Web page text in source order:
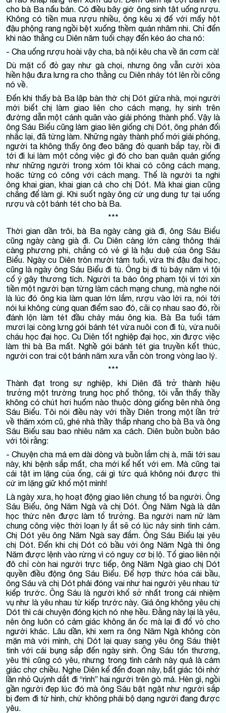
cho bà Ba nấu bán. Có điều bây giờ ông sinh tật uống rượu.
Không có tiền mua rượu nhiều, ông kêu xị đế với mấy hột
đậu phộng rang ngồi bệt xuống thềm quán nhâm nhi. Chỉ đến
khi nào thằng cu Diên năm tuổi chạy đến kéo áo cha nó:
- Cha uống rượu hoài vậy cha, bà nội kêu cha về ăn cơm cà!
Dù mặt cổ đỏ gay như gà chọi, nhưng ông vẫn cười xòa
hiền hậu đưa lưng ra cho thằng cu Diên nhảy tót lên rồi cõng
nó về.
Đến khi thấy bà Ba lập bàn thờ chị Dót giữa nhà, mọi người
mới biết chị làm giao liên cho cách mạng, hy sinh trên
đường dẫn một cánh quân vào giải phóng thành phố. Vậy là
ông Sáu Biểu cũng làm giao liên giống chị Dót, ông phản đối
nhắc lại, đã từng làm. Những ngày thành phố mới giải phóng,
người ta không thấy ông đeo băng đỏ quanh bắp tay, rồi đi
tới đi lui làm một công việc gì đó cho ban quân quản giống
như những người trong xóm tôi khai có công cách mạng,
hoặc từng có công với cách mạng. Thế là người ta nghi
ông khai gian, khai gian cả cho chị Dót. Mà khai gian cũng
chẳng để làm gì. Khi suốt ngày ông cứ ung dung tự tại uống
rượu và cột bánh tét cho bà Ba.
***
Thời gian dần trôi, bà Ba ngày càng già đi, ông Sáu Biểu
cũng ngày càng già đi. Cu Diên càng lớn càng thông thái
càng phương phi, chẳng có vẻ gì là hậu duệ của ông Sáu
Biểu. Ngày cu Diên tròn mười tám tuổi, vừa thi đậu đại học,
cũng là ngày ông Sáu Biểu đi tù. Ông bị đi tù bảy năm vì tội
cố ý gây thương tích. Người ta bảo ông phạm tội vì tới xin
tiền một người bạn từng làm cách mạng chung, mà nghe nói
là lúc đó ông kia làm quan lớn lắm, rượu vào lời ra, nói tới
nói lui không cùng quan điểm sao đó, cãi cọ nhau sao đó, rồi
đánh lộn làm tét đầu chảy máu ông kia. Bà Ba tuổi tám
mươi lại còng lưng gói bánh tét vừa nuôi con đi tù, vừa nuôi
cháu học đại học. Cu Diên tốt nghiệp đại học, xin được việc
làm thì bà Ba mất. Nghề gói bánh tét gia truyền kết thúc,
người con trai cột bánh năm xưa vẫn còn trong vòng lao lý.
***
Thành đạt trong sự nghiệp, khi Diên đã trở thành hiệu
trưởng một trường trung học phổ thông, tôi vẫn thấy thầy
không có chút hơi huốm nào thuộc dòng giống bên nhà ông
Sáu Biểu. Tôi nói điều này với thầy Diên trong một lần trở
về thăm xóm cũ, ghé nhà thầy thắp nhang cho bà Ba và ông
Sáu Biểu sau bao nhiêu năm xa cách. Diên buồn buồn bảo
với tôi rằng:
- Chuyện cha má em dài dòng và buồn lắm chị à, mãi tới sau
này, khi bệnh sắp mất, cha mới kể hết với em. Mà cũng tại
cái tật im lặng của ổng, cái gì tức quá không nói được thì
cứ im lặng giữ khổ một mình!
Là ngày xưa, họ hoạt động giao liên chung tổ ba người. Ông
Sáu Biểu, ông Năm Ngà và chị Dót. Ông Năm Ngà là dân
học thức nên được làm tổ trưởng. Ba người nam nữ làm
chung công việc thời loạn ly ắt sẽ có lúc nảy sinh tình cảm.
Chị Dót yêu ông Năm Ngà say đắm. Ông Sáu Biểu lại yêu
chị Dót. Đến khi chị Dót có bầu với ông Năm Ngà thì ông
Năm được lệnh vào rừng vì có nguy cơ bị lộ. Tổ giao liên nội
đô chỉ còn hai người trực tiếp, ông Năm Ngà giao chị Dót
quyền điều động ông Sáu Biểu. Để hợp thức hóa cái bầu,
ông Sáu và chị Dót phải đóng vai như hai người yêu nhau từ
kiếp trước. Ông Sáu là người khổ sở nhất trong cái nhiệm
vụ như là yêu nhau từ kiếp trước này. Giá ông không yêu chị
Dót thì cái chuyện đóng kịch nó nhẹ hều. Đằng này lại là yêu,
nên ông luôn có cảm giác không ăn ốc mà lại đi đổ vỏ cho
người khác. Lâu dần, khi xem ra ông Năm Ngà không còn
mặn mà với mình, chị Dót lại quay sang yêu ông Sáu thiệt
tình với cái bụng sắp đến ngày sinh. Ông Sáu tổn thương,
yêu thì cũng có yêu, nhưng trong tình cảnh này quả là cảm
giác chợ chiều. Nghe Diên kể đến đoạn này, bất giác tôi nhớ
lần nhỏ Quỳnh dắt đi “rình” hai người trên gò mả. Hèn gì, ngồi
gần người đẹp lúc đó mà ông Sáu bật ngật như người sắp
bị đem đi tử hình, chứ không phải bộ dạng người đang được
yêu.